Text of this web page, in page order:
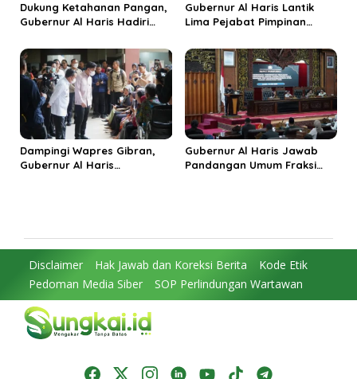
Dukung Ketahanan Pangan,
Gubernur Al Haris Hadiri
Kabupaten Tanjungjabung
Timur
Gubernur Al Haris Lantik
Lima Pejabat Pimpinan
Penguatan Kinerja dan
Integritas
Dampingi Wapres Gibran,
Gubernur Al Haris
Gubernur Al Haris Jawab
Pandangan Umum Fraksi
Disclaimer Hak Jawab dan Koreksi Berita
Kode Etik
Pedoman Media Siber
SOP Perlindungan Wartawan